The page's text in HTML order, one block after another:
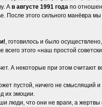
А в августе 1991 года по
этого сильного манёвра мы
, готовилось и было
этого «наш простой
А некоторые при этом считают
пустой, ничего не
их эмоции.
люди, что они не враги, а